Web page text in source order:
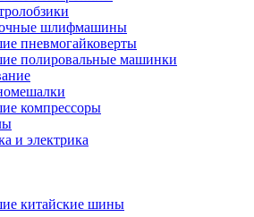
шлифмашины
пневмогайковерты
полировальные машинки
компрессоры
и электрика
китайские шины